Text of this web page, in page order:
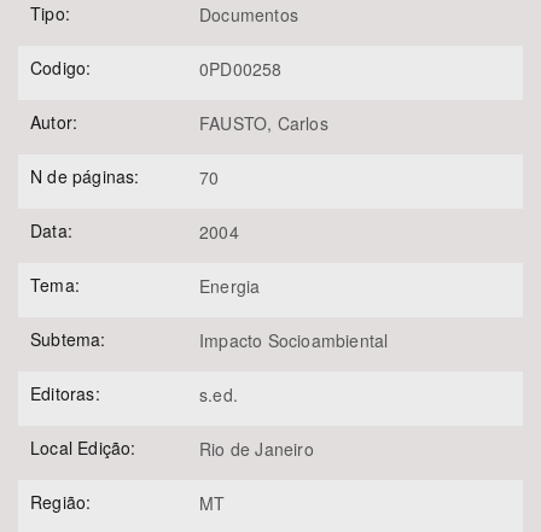
Tipo: Documentos
Codigo: 0PD00258
Autor: FAUSTO, Carlos
N de páginas: 70
Data: 2004
Tema: Energia
Subtema: Impacto Socioambiental
Editoras: s.ed.
Local Edição: Rio de Janeiro
Região: MT